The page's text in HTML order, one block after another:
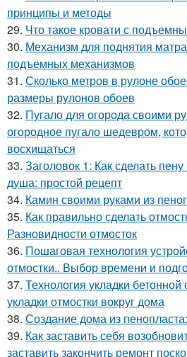
принципы и методы
29. Что такое кровати с
30. Механизм для поднятия
подъемных механизмов
31. Сколько метров в рулоне
размеры рулонов обоев
32. Пугало для огорода своими
огородное пугало шедевром,
восхищаться
33. Заголовок 1: Как сделать
душа: простой рецепт
34. Камин своими руками из
35. Как правильно сделать
Разновидности отмосток
36. Пошаговая технология
отмостки.. Выбор времени и
37. Технология укладки
укладки отмостки вокруг дома
38. Создание дома из
39. Как заставить себя
заставить закончить ремонт